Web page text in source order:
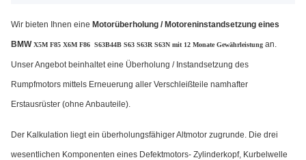
Wir bieten Ihnen eine Motorüberholung / Motoreninstandsetzung eines
BMWX5M F85 X6M F86 S63B44B S63 S63R S63N mit 12 Monate Gewährleistung an.
Unser Angebot beinhaltet eine Überholung / Instandsetzung des
Rumpfmotors mittels Erneuerung aller Verschleißteile namhafter
Erstausrüster (ohne Anbauteile).
Der Kalkulation liegt ein überholungsfähiger Altmotor zugrunde. Die drei
wesentlichen Komponenten eines Defektmotors- Zylinderkopf, Kurbelwelle